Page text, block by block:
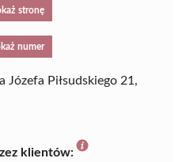
stronę
numer
Józefa Piłsudskiego 21,
klientów: